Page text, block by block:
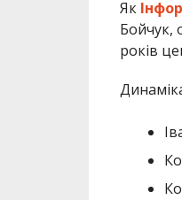
Як
Бойчук,
років